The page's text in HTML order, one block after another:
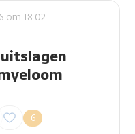
om 18.02
6
een
plaatsen